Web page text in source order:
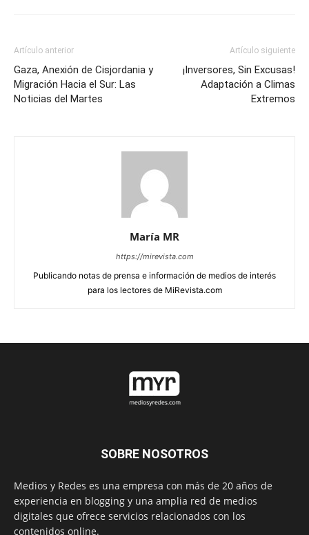
Artículo anterior
Gaza, Anexión de Cisjordania y
Migración Hacia el Sur: Las
Noticias del Martes
Artículo siguiente
¡Inversores, Sin Excusas!
Adaptación a Climas
Extremos
María MR
https://mirevista.com
Publicando notas de prensa e información de medios de interés
para los lectores de MiRevista.com
SOBRE NOSOTROS
Medios y Redes es una empresa con más de 20 años de
experiencia en blogging y una amplia red de medios
digitales que ofrece servicios relacionados con los
contenidos online.